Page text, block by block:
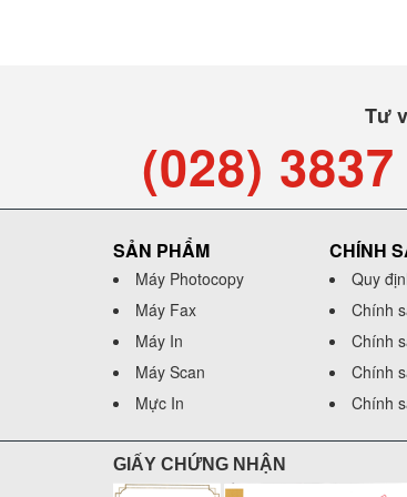
Tư
(028)
SẢN PHẨM
Máy Photocopy
Máy Fax
Máy In
Máy Scan
Mực In
CHÍNH
Quy
Chính
Chính
Chính
Chính
GIẤY CHỨNG NHẬN